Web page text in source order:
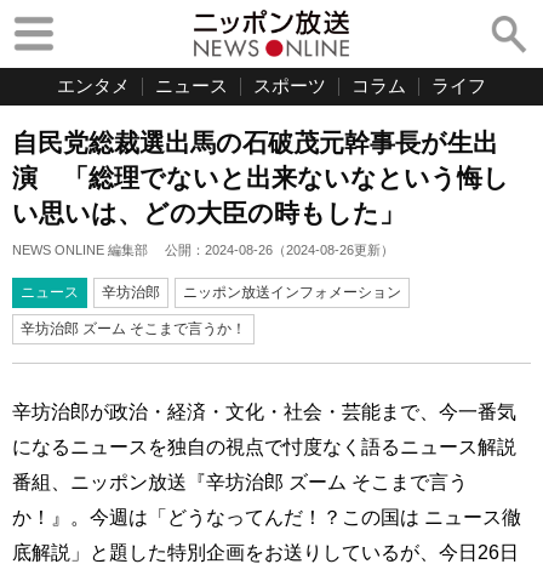
エンタメ ニュース スポーツ コラム ライフ
自民党総裁選出馬の石破茂元幹事長が生出
演 「総理でないと出来ないなという悔し
い思いは、どの大臣の時もした」
NEWS ONLINE 編集部 公開： 2024-08-26 （2024-08-26更新）
ニュース 辛坊治郎 ニッポン放送インフォメーション
辛坊治郎 ズーム そこまで言うか！
辛坊治郎が政治・経済・文化・社会・芸能まで、今一番気
になるニュースを独自の視点で忖度なく語るニュース解説
番組、ニッポン放送『辛坊治郎 ズーム そこまで言う
か！』。今週は「どうなってんだ！？この国は ニュース徹
底解説」と題した特別企画をお送りしているが、今日26日